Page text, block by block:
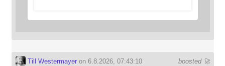
boosted 🚀
Till Westermayeron 6.8.2026, 07:43:10